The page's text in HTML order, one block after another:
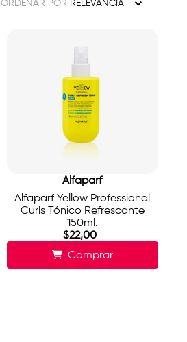
ORDENAR POR RELEVANCIA
Alfaparf
Alfaparf Yellow Professional
Curls Tónico Refrescante
150ml.
$22,00
Comprar